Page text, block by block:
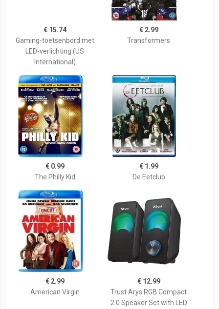
€ 15.74
Gaming-toetsenbord met
LED-verlichting (US
International)
€ 2.99
Transformers
€ 0.99
The Philly Kid
€ 1.99
De Eetclub
€ 2.99
American Virgin
€ 12.99
Trust Arys RGB Compact
2.0 Speaker Set with LED